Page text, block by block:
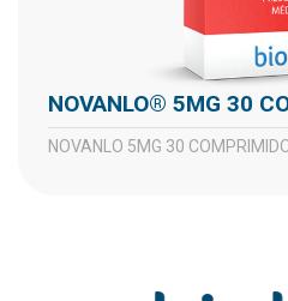
NOVANLO® 5MG 30
NOVANLO 5MG 30